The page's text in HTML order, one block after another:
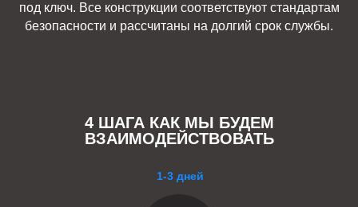
под ключ. Все конструкции соответствуют стандартам
безопасности и рассчитаны на долгий срок службы.
4 ШАГА КАК МЫ БУДЕМ
ВЗАИМОДЕЙСТВОВАТЬ
1-3 дней